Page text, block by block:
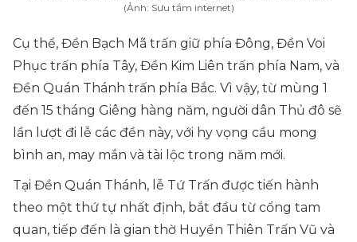
(Ảnh: Sưu tầm internet)
Cụ thể, Đền Bạch Mã trấn giữ phía Đông, Đền Voi
Phục trấn phía Tây, Đền Kim Liên trấn phía Nam, và
Đền Quán Thánh trấn phía Bắc. Vì vậy, từ mùng 1
đến 15 tháng Giêng hàng năm, người dân Thủ đô sẽ
lần lượt đi lễ các đền này, với hy vọng cầu mong
bình an, may mắn và tài lộc trong năm mới.
Tại Đền Quán Thánh, lễ Tứ Trấn được tiến hành
theo một thứ tự nhất định, bắt đầu từ cổng tam
quan, tiếp đến là gian thờ Huyền Thiên Trấn Vũ và